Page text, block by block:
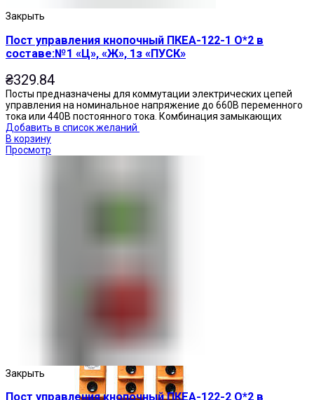
Кнопочные посты
Закрыть
Пост управления кнопочный ПКЕА-122-1 О*2 в
составе:№1 «Ц», «Ж», 1з «ПУСК»
₴329.84
Посты предназначены для коммутации электрических цепей
управления на номинальное напряжение до 660В переменного
тока или 440В постоянного тока. Комбинация замыкающих
Добавить в список желаний
В корзину
Просмотр
Закрыть
Пост управления кнопочный ПКЕА-122-2 О*2 в